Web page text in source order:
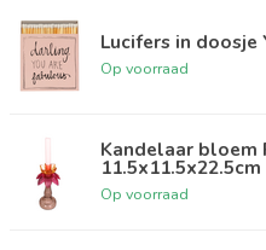
Lucifers in doosje
Op voorraad
Kandelaar
11.5x11.5x22.5cm
Op voorraad